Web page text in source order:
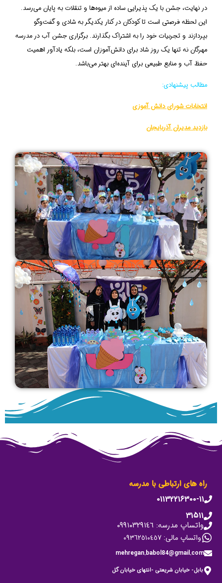
در نهایت، جشن با یک پذیرایی ساده از میوه‌ها و تنقلات به پایان می‌رسد.
این لحظه فرصتی است تا کودکان در کنار یکدیگر به شادی و گفت‌وگو
بپردازند و تجربیات خود را به اشتراک بگذارند. برگزاری جشن آب در مدرسه
مهرگان نه تنها یک روز شاد برای دانش‌آموزان است، بلکه یادآور اهمیت
حفظ آب و منابع طبیعی برای آینده‌ای بهتر می‌باشد.
مطالب پیشنهادی:
انتخابات شورای دانش آموزی
بازدید مدیران آذربایجان
راه های ارتباطی با مدرسه
۰۱۱۳۲۲۱۶۳۰۰-۱۱
۳۱۵۱۱
واتساپ مدرسه: ٠٩٩١٠٣٢٩١٤٦
واتساپ مالی: ٠٩٣٦٢٥١٠٤٥٧
mehregan.babol84@gmail.com
بابل- خیابان شریعتی -انتهای خیابان گل